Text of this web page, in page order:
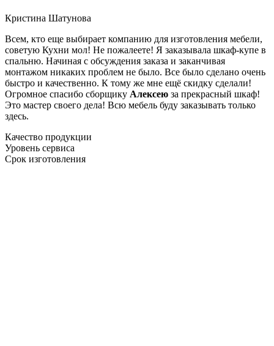
Кристина Шатунова
Всем, кто еще выбирает компанию для изготовления мебели,
советую Кухни мол! Не пожалеете! Я заказывала шкаф-купе в
спальню. Начиная с обсуждения заказа и заканчивая
монтажом никаких проблем не было. Все было сделано очень
быстро и качественно. К тому же мне ещё скидку сделали!
Огромное спасибо сборщику Алексею за прекрасный шкаф!
Это мастер своего дела! Всю мебель буду заказывать только
здесь.
Качество продукции
Уровень сервиса
Срок изготовления